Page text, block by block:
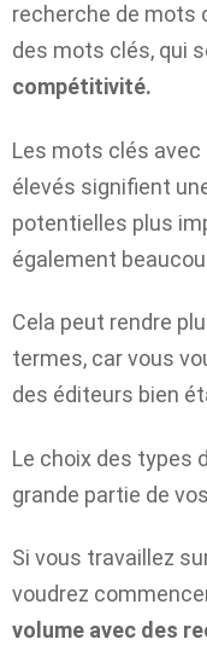
recherche de mots
des mots clés, qui
compétitivité.
Les mots clés
élevés signifient
potentielles plus
également
Cela peut rendre
termes, car vous
des éditeurs bien
Le choix des types
grande partie de
Si vous travaillez
voudrez
volume avec des